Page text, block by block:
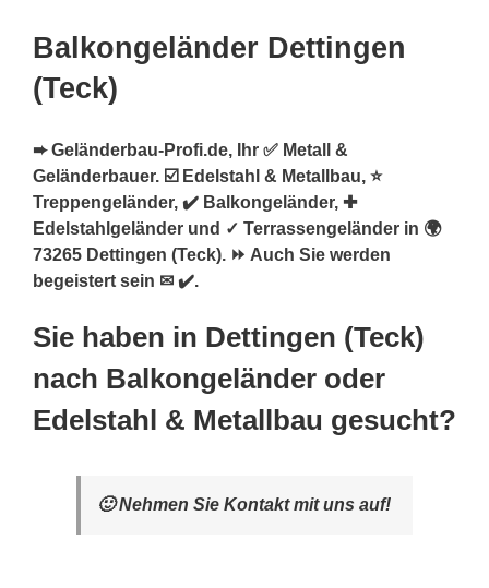
Balkongeländer Dettingen
(Teck)
➨ Geländerbau-Profi.de, Ihr ✅ Metall &
Geländerbauer. ☑️ Edelstahl & Metallbau, ⭐
Treppengeländer, ✔️ Balkongeländer, ✚
Edelstahlgeländer und ✓ Terrassengeländer in 🌍
73265 Dettingen (Teck). ⏩ Auch Sie werden
begeistert sein ✉ ✔️.
Sie haben in Dettingen (Teck)
nach Balkongeländer oder
Edelstahl & Metallbau gesucht?
🙂 Nehmen Sie Kontakt mit uns auf!